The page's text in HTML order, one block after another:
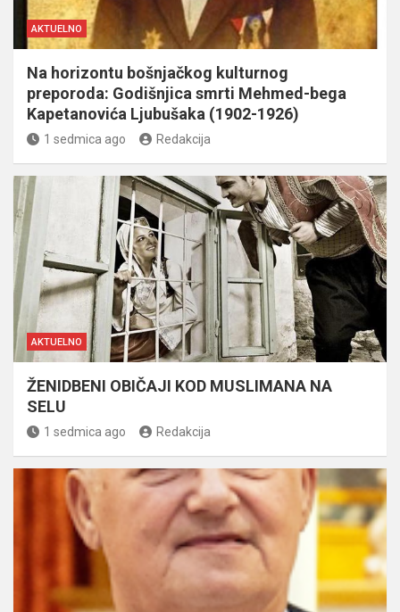
AKTUELNO
Na horizontu bošnjačkog kulturnog
preporoda: Godišnjica smrti Mehmed-bega
Kapetanovića Ljubušaka (1902-1926)
1 sedmica ago Redakcija
AKTUELNO
ŽENIDBENI OBIČAJI KOD MUSLIMANA NA
SELU
1 sedmica ago Redakcija